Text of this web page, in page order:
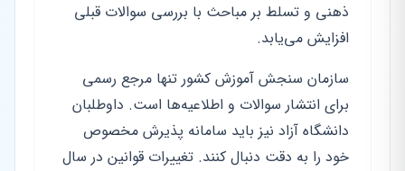
ذهنی و تسلط بر مباحث با بررسی سوالات قبلی
افزایش می‌یابد.
سازمان سنجش آموزش کشور تنها مرجع رسمی
برای انتشار سوالات و اطلاعیه‌ها است. داوطلبان
دانشگاه آزاد نیز باید سامانه پذیرش مخصوص
خود را به دقت دنبال کنند. تغییرات قوانین در سال